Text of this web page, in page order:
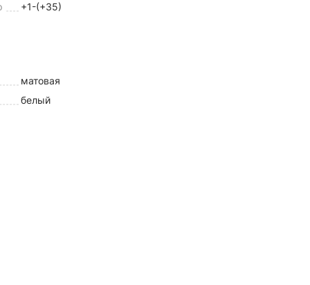
+1-(+35)
матовая
белый